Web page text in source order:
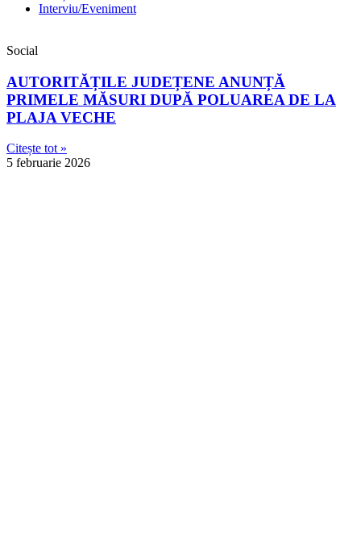
Interviu/Eveniment
Social
AUTORITĂȚILE JUDEȚENE ANUNȚĂ
PRIMELE MĂSURI DUPĂ POLUAREA DE LA
PLAJA VECHE
Citește tot »
5 februarie 2026